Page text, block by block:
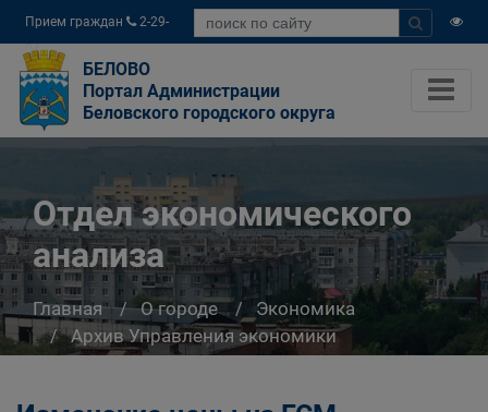
Прием граждан
2-29-
04
БЕЛОВО
Портал Администрации
Беловского городского округа
Отдел экономического
анализа
Главная О городе
Экономика
Архив Управления экономики
Отдел экономического анализа